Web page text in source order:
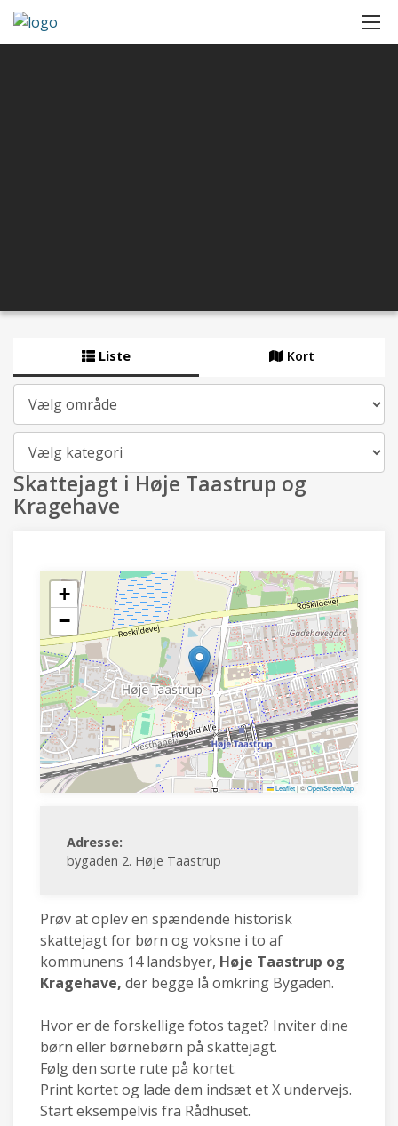
Liste Kort
Skattejagt i Høje Taastrup og
Kragehave
+
−
Leaflet|©OpenStreetMap
Adresse:
bygaden 2. Høje Taastrup
Prøv at oplev en spændende historisk
skattejagt for børn og voksne i to af
kommunens 14 landsbyer, Høje Taastrup og
Kragehave, der begge lå omkring Bygaden.
Hvor er de forskellige fotos taget? Inviter dine
børn eller børnebørn på skattejagt.
Følg den sorte rute på kortet.
Print kortet og lade dem indsæt et X undervejs.
Start eksempelvis fra Rådhuset.